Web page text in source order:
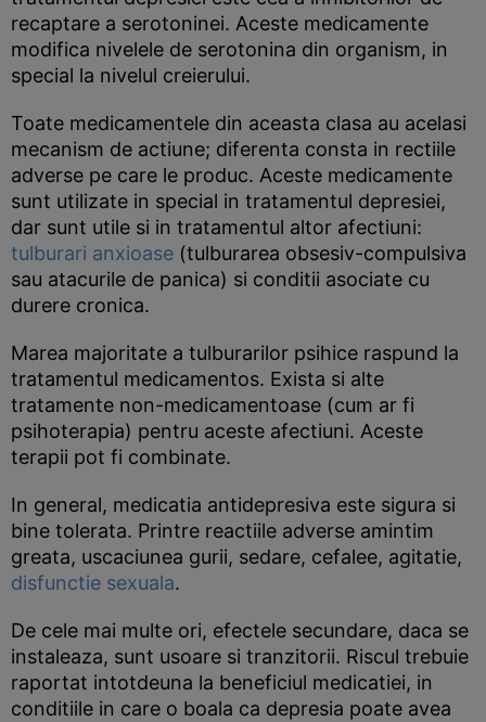
recaptare a serotoninei. Aceste medicamente
modifica nivelele de serotonina din organism, in
special la nivelul creierului.
Toate medicamentele din aceasta clasa au acelasi
mecanism de actiune; diferenta consta in rectiile
adverse pe care le produc. Aceste medicamente
sunt utilizate in special in tratamentul depresiei,
dar sunt utile si in tratamentul altor afectiuni:
tulburari anxioase (tulburarea obsesiv-compulsiva
sau atacurile de panica) si conditii asociate cu
durere cronica.
Marea majoritate a tulburarilor psihice raspund la
tratamentul medicamentos. Exista si alte
tratamente non-medicamentoase (cum ar fi
psihoterapia) pentru aceste afectiuni. Aceste
terapii pot fi combinate.
In general, medicatia antidepresiva este sigura si
bine tolerata. Printre reactiile adverse amintim
greata, uscaciunea gurii, sedare, cefalee, agitatie,
disfunctie sexuala.
De cele mai multe ori, efectele secundare, daca se
instaleaza, sunt usoare si tranzitorii. Riscul trebuie
raportat intotdeuna la beneficiul medicatiei, in
conditiile in care o boala ca depresia poate avea